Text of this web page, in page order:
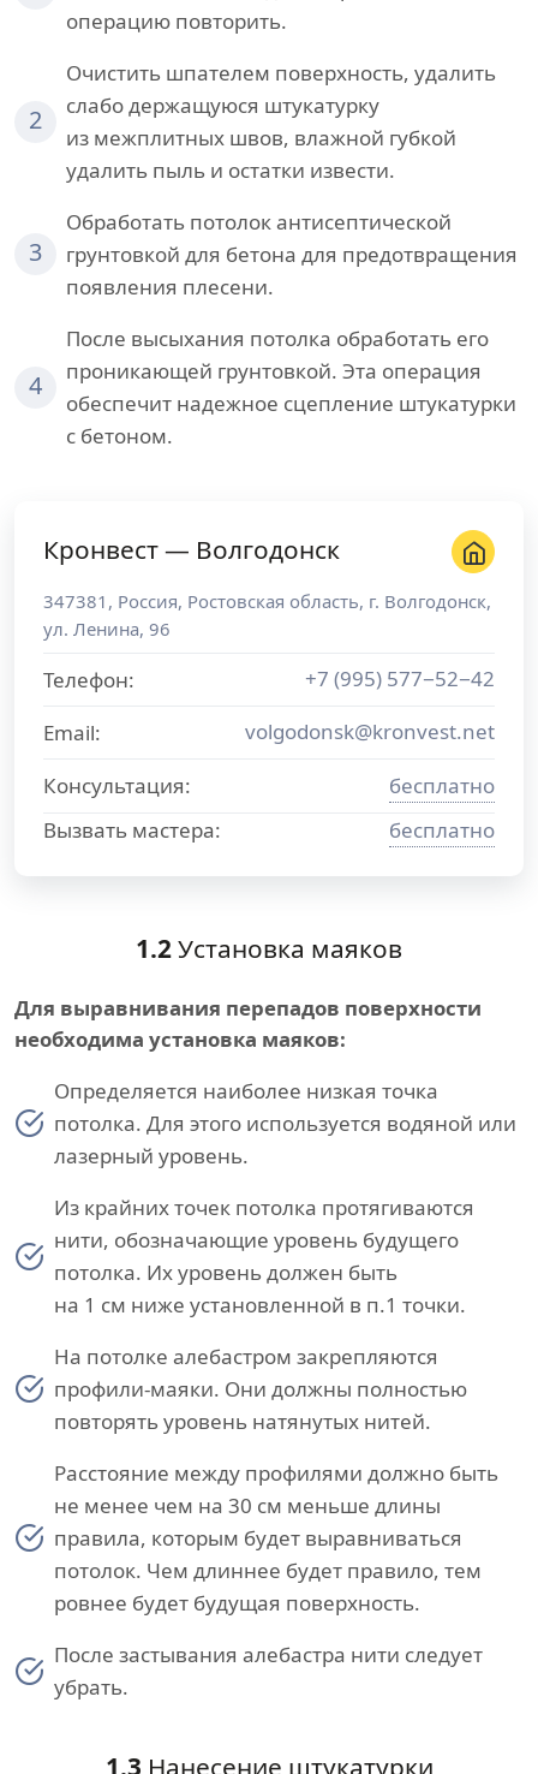
операцию повторить.
2
Очистить шпателем поверхность, удалить
слабо держащуюся штукатурку
из межплитных швов, влажной губкой
удалить пыль и остатки извести.
3
Обработать потолок антисептической
грунтовкой для бетона для предотвращения
появления плесени.
4
После высыхания потолка обработать его
проникающей грунтовкой. Эта операция
обеспечит надежное сцепление штукатурки
с бетоном.
Кронвест — Волгодонск
347381 , Россия, Ростовская область, г. Волгодонск,
ул. Ленина, 96
Телефон:
+7 (995) 577−52−42
Email:
volgodonsk@kronvest.net
Консультация:
бесплатно
Вызвать мастера:
бесплатно
1.2Установка маяков
Для выравнивания перепадов поверхности
необходима установка маяков:
Определяется наиболее низкая точка
потолка. Для этого используется водяной или
лазерный уровень.
Из крайних точек потолка протягиваются
нити, обозначающие уровень будущего
потолка. Их уровень должен быть
на 1 см ниже установленной в п.1 точки.
На потолке алебастром закрепляются
профили-маяки. Они должны полностью
повторять уровень натянутых нитей.
Расстояние между профилями должно быть
не менее чем на 30 см меньше длины
правила, которым будет выравниваться
потолок. Чем длиннее будет правило, тем
ровнее будет будущая поверхность.
После застывания алебастра нити следует
убрать.
1.3 Нанесение штукатурки